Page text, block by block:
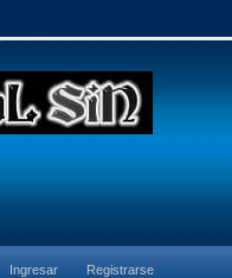
Ingresar Registrarse